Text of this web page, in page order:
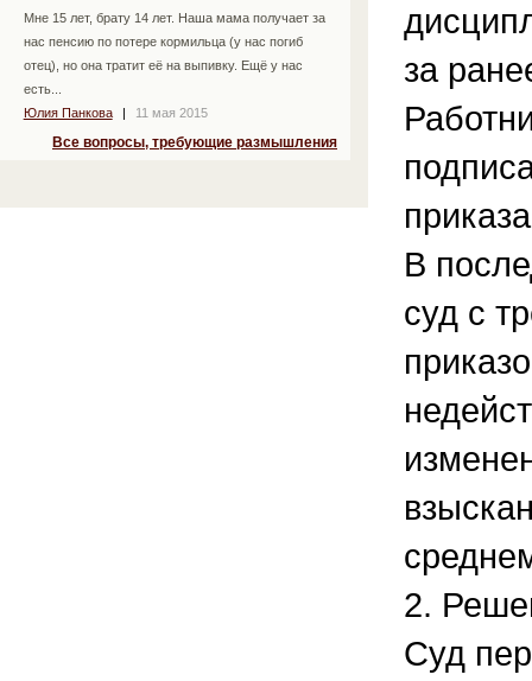
Мне 15 лет, брату 14 лет. Наша мама получает за
нас пенсию по потере кормильца (у нас погиб
отец), но она тратит её на выпивку. Ещё у нас
есть...
Юлия Панкова
11 мая 2015
Все вопросы, требующие размышления
за
В
суд с
2.
Суд